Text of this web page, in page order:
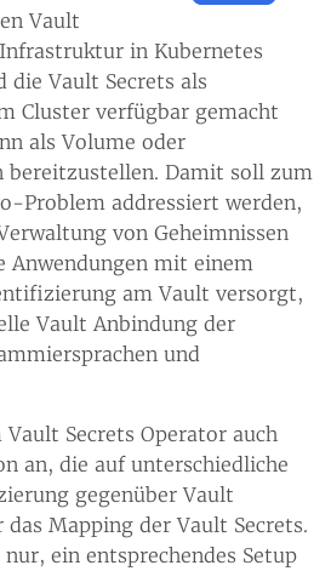
Vault
in Kubernetes
die Vault Secrets als
Cluster verfügbar gemacht
als Volume oder
bereitzustellen. Damit soll zum
Problem addressiert werden,
von Geheimnissen
Anwendungen mit einem
am Vault versorgt,
Vault Anbindung der
und
Secrets Operator auch
an, die auf unterschiedliche
gegenüber Vault
Mapping der Vault Secrets.
ein entsprechendes Setup